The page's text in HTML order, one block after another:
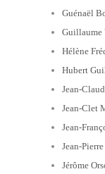
Guénaël
Guillaume
Hélène
Hubert
Jean-
Jean-Clet
Jean-
Jean-
Jérôme